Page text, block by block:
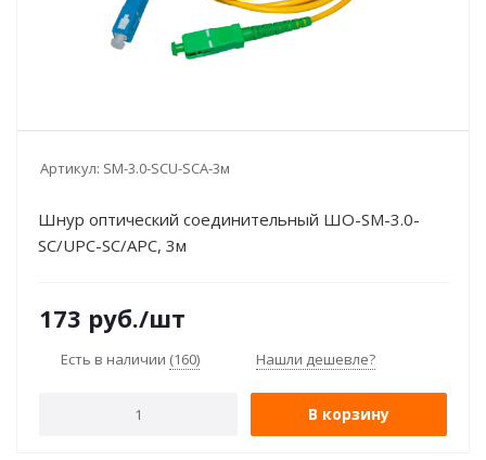
Артикул: SM-3.0-SCU-SCА-3м
Шнур оптический соединительный ШО-SM-3.0-
SC/UPC-SC/APC, 3м
173 руб./шт
Есть в наличии (160) Нашли дешевле?
В корзину